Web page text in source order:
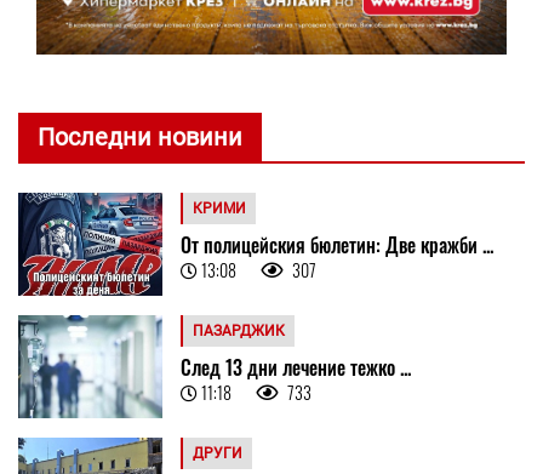
Последни новини
КРИМИ
От полицейския бюлетин: Две кражби ...
13:08 307
ПАЗАРДЖИК
След 13 дни лечение тежко ...
11:18 733
ДРУГИ